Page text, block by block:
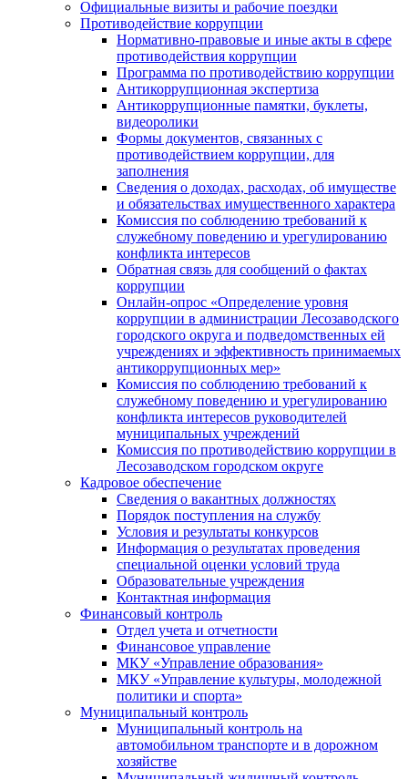
Официальные визиты и рабочие поездки
Противодействие коррупции
Нормативно-правовые и иные акты в сфере
противодействия коррупции
Программа по противодействию коррупции
Антикоррупционная экспертиза
Антикоррупционные памятки, буклеты,
видеоролики
Формы документов, связанных с
противодействием коррупции, для
заполнения
Сведения о доходах, расходах, об имуществе
и обязательствах имущественного характера
Комиссия по соблюдению требований к
служебному поведению и урегулированию
конфликта интересов
Обратная связь для сообщений о фактах
коррупции
Онлайн-опрос «Определение уровня
коррупции в администрации Лесозаводского
городского округа и подведомственных ей
учреждениях и эффективность принимаемых
антикоррупционных мер»
Комиссия по соблюдению требований к
служебному поведению и урегулированию
конфликта интересов руководителей
муниципальных учреждений
Комиссия по противодействию коррупции в
Лесозаводском городском округе
Кадровое обеспечение
Сведения о вакантных должностях
Порядок поступления на службу
Условия и результаты конкурсов
Информация о результатах проведения
специальной оценки условий труда
Образовательные учреждения
Контактная информация
Финансовый контроль
Отдел учета и отчетности
Финансовое управление
МКУ «Управление образования»
МКУ «Управление культуры, молодежной
политики и спорта»
Муниципальный контроль
Муниципальный контроль на
автомобильном транспорте и в дорожном
хозяйстве